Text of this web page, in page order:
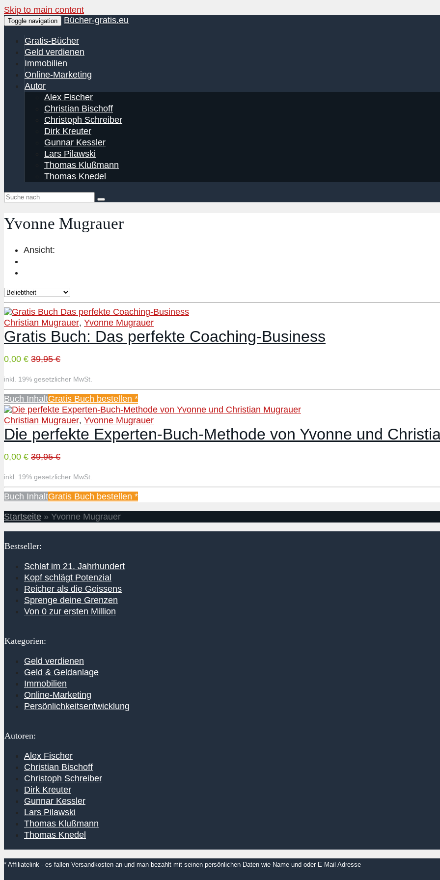
Skip to main content
Toggle navigation Bücher-gratis.eu
Gratis-Bücher
Geld verdienen
Immobilien
Online-Marketing
Autor
Alex Fischer
Christian Bischoff
Christoph Schreiber
Dirk Kreuter
Gunnar Kessler
Lars Pilawski
Thomas Klußmann
Thomas Knedel
Yvonne Mugrauer
Ansicht:
Christian Mugrauer, Yvonne Mugrauer
Gratis Buch: Das perfekte Coaching-Business
0,00 € 39,95 €
inkl. 19% gesetzlicher MwSt.
Buch InhaltGratis Buch bestellen *
Christian Mugrauer, Yvonne Mugrauer
Die perfekte Experten-Buch-Methode von Yvonne und
0,00 € 39,95 €
inkl. 19% gesetzlicher MwSt.
Buch InhaltGratis Buch bestellen *
Startseite » Yvonne Mugrauer
Bestseller:
Schlaf im 21. Jahrhundert
Kopf schlägt Potenzial
Reicher als die Geissens
Sprenge deine Grenzen
Von 0 zur ersten Million
Kategorien:
Geld verdienen
Geld & Geldanlage
Immobilien
Online-Marketing
Persönlichkeitsentwicklung
Autoren:
Alex Fischer
Christian Bischoff
Christoph Schreiber
Dirk Kreuter
Gunnar Kessler
Lars Pilawski
Thomas Klußmann
Thomas Knedel
* Affiliatelink - es fallen Versandkosten an und man bezahlt mit seinen persönlichen Daten wie Name und oder E-Mail Adresse